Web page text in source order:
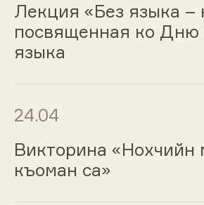
Лекция «Без языка –
посвященная ко Дню
языка
24.04
Викторина «Нохчийн
къоман са»